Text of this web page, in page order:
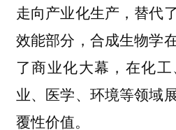
走向产业化生产，替代
效能部分，合成生物学
了商业化大幕，在化
业、医学、环境等领域
覆性价值。